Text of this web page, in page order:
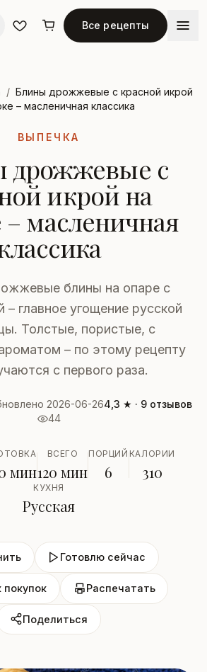
Все рецепты
/ Блины дрожжевые с красной икрой
– масленичная классика
ВЫПЕЧКА
дрожжевые с
икрой на
масленичная
блины на опаре с
– главное угощение русской
Толстые, пористые, с
– по этому рецепту
с первого раза.
2026-06-264,3 ★ · 9 отзывов
44
мин
ВСЕГО
120 мин
ПОРЦИЙ
6
КАЛОРИИ
310
КУХНЯ
Русская
Готовлю сейчас
покупок Распечатать
Поделиться